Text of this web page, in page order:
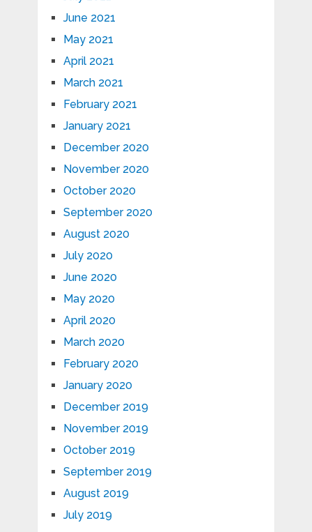
June 2021
May 2021
April 2021
March 2021
February 2021
January 2021
December 2020
November 2020
October 2020
September 2020
August 2020
July 2020
June 2020
May 2020
April 2020
March 2020
February 2020
January 2020
December 2019
November 2019
October 2019
September 2019
August 2019
July 2019